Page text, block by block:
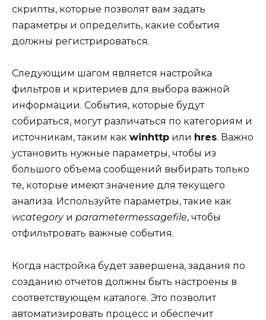
скрипты, которые позволят вам задать
параметры и определить, какие события
должны регистрироваться.
Следующим шагом является настройка
фильтров и критериев для выбора важной
информации. События, которые будут
собираться, могут различаться по категориям и
источникам, таким как winhttp или hres. Важно
установить нужные параметры, чтобы из
большого объема сообщений выбирать только
те, которые имеют значение для текущего
анализа. Используйте параметры, такие как
wcategoryи parametermessagefile, чтобы
отфильтровать важные события.
Когда настройка будет завершена, задания по
созданию отчетов должны быть настроены в
соответствующем каталоге. Это позволит
автоматизировать процесс и обеспечит